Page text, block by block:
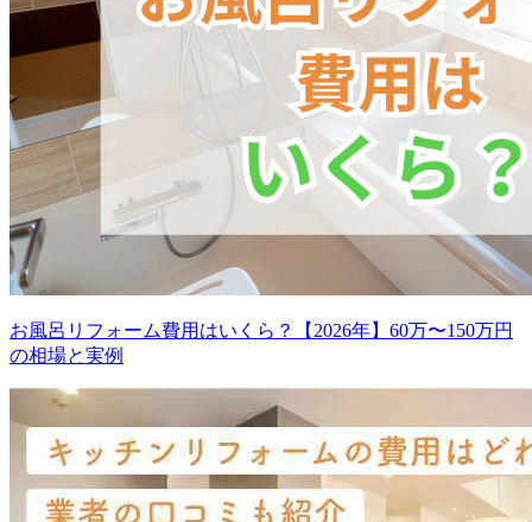
お風呂リフォーム費用はいくら？【2026年】60万〜150万円
の相場と実例